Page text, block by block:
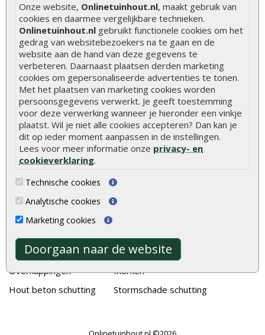
Onze website, Onlinetuinhout.nl, maakt gebruik van
cookies en daarmee vergelijkbare technieken.
Onlinetuinhout.nl gebruikt functionele cookies om het
gedrag van websitebezoekers na te gaan en de
website aan de hand van deze gegevens te
verbeteren. Daarnaast plaatsen derden marketing
cookies om gepersonaliseerde advertenties te tonen.
Met het plaatsen van marketing cookies worden
persoonsgegevens verwerkt. Je geeft toestemming
voor deze verwerking wanneer je hieronder een vinkje
plaatst. Wil je niet alle cookies accepteren? Dan kan je
dit op ieder moment aanpassen in de instellingen.
Lees voor meer informatie onze privacy- en
cookieverklaring.
Technische cookies
Analytische cookies
Marketing cookies
Doorgaan naar de website
Hoe schutting plaatsen
De 9 beste tuinschermen van Onlinetuinhout.nl
Stijlvolle houtsoorten voor in de tuin
Duurzame tuin
Welke palen voor een schapenhek
Alle populaire categorieën
Tuinhout
Schutting
Vlonderplanken
Tuinpalen
Tuinhekken
Blokhutten
Overkappingen
Hout beton schutting
Tuindeuren
Tuinschermen
Schuttingplanken
Steigerplanken
Aanbiedingen
Merken
Stormschade schutting